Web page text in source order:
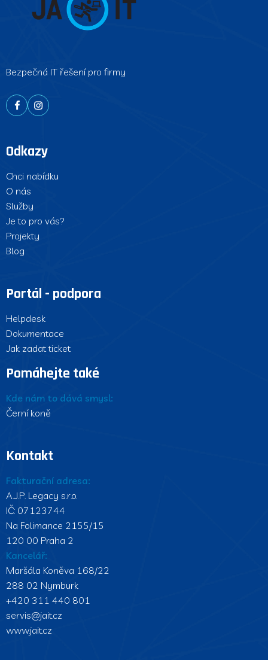
Bezpečná IT řešení pro firmy
Odkazy
Chci nabídku
O nás
Služby
Je to pro vás?
Projekty
Blog
Portál - podpora
Helpdesk
Dokumentace
Jak zadat ticket
Pomáhejte také
Kde nám to dává smysl:
Černí koně
Kontakt
Fakturační adresa:
A.J.P. Legacy s.r.o.
IČ: 07123744
Na Folimance 2155/15
120 00 Praha 2
Kancelář:
Maršála Koněva 168/22
288 02 Nymburk
+420 311 440 801
servis@jait.cz
www.jait.cz